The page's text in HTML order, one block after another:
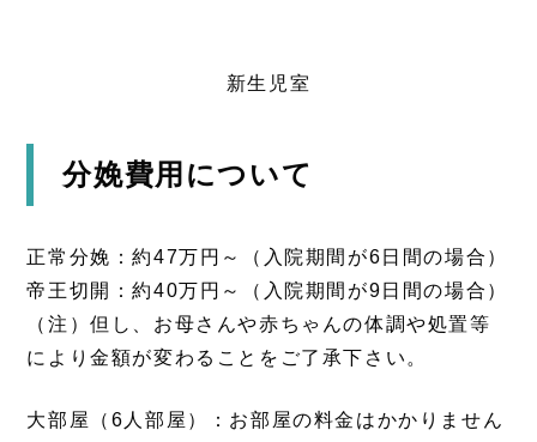
新生児室
分娩費用について
正常分娩：約47万円～（入院期間が6日間の場合）
帝王切開：約40万円～（入院期間が9日間の場合）
（注）但し、お母さんや赤ちゃんの体調や処置等
により金額が変わることをご了承下さい。
大部屋（6人部屋）：お部屋の料金はかかりません